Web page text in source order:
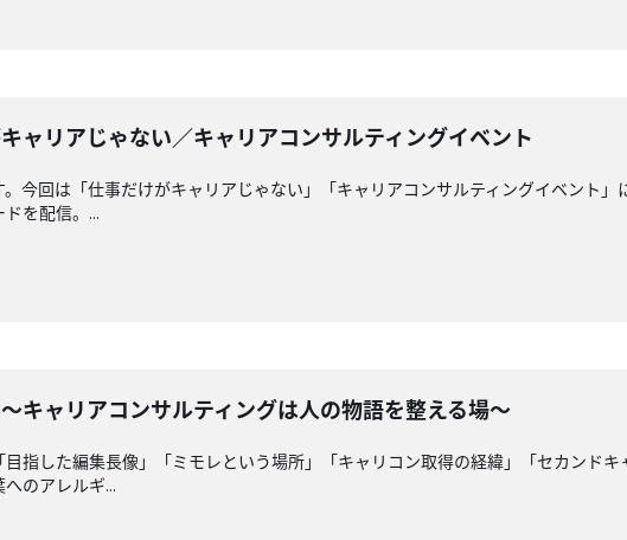
ャリアじゃない／キャリアコンサルティングイベント
今回は「仕事だけがキャリアじゃない」「キャリアコンサルティングイベント
を配信。...
キャリアコンサルティングは人の物語を整える場〜
指した編集長像」「ミモレという場所」「キャリコン取得の経緯」「セカンド
のアレルギ...